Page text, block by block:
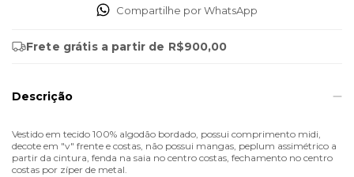
Compartilhe por WhatsApp
Frete grátis a partir de R$900,00
Descrição
Vestido em tecido 100% algodão bordado, possui comprimento midi,
decote em "v" frente e costas, não possui mangas, peplum assimétrico a
partir da cintura, fenda na saia no centro costas, fechamento no centro
costas por zíper de metal.